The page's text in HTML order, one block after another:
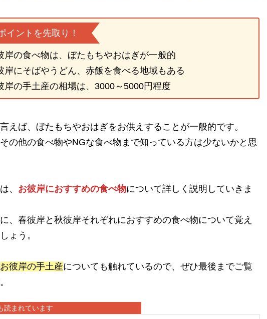
イントを先取り！
岸の食べ物は、ぼたもちやおはぎが一般的
岸にそばやうどん、赤飯を食べる地域もある
岸の手土産の相場は、3000～5000円程度
えば、ぼたもちやおはぎをお供えすることが一般的です。
の他の食べ物やNGな食べ物まで知っている方は少ないかと思
、 お彼岸におすすめの食べ物について詳しく説明していきま
、春彼岸と秋彼岸それぞれにおすすめの食べ物について覚え
ょう。
お彼岸の手土産についても触れているので、ぜひ最後までご覧
読まれています